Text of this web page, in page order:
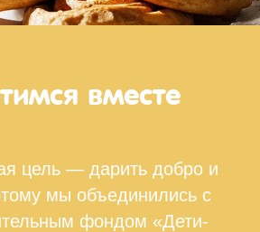
вместе
цель — дарить добро и
мы объединились с
фондом «Дети-